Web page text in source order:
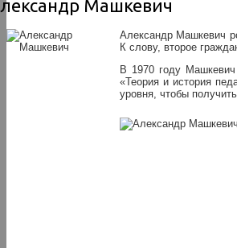
Александр Машкевич
К слову, второе
В 1970 году Машкевич
«Теория и история
уровня, чтобы